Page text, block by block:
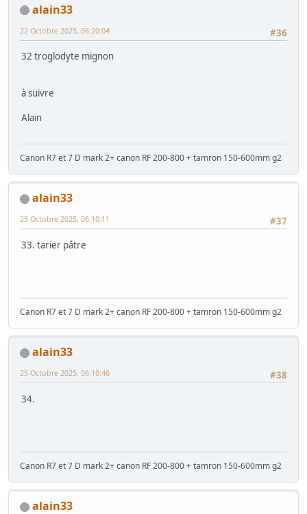
alain33
#36
22 Octobre 2025, 06:20:04
32 troglodyte mignon
à suivre
Alain
Canon R7 et 7 D mark 2+ canon RF 200-800 + tamron 150-600mm g2
alain33
#37
25 Octobre 2025, 06:10:11
33. tarier pâtre
Canon R7 et 7 D mark 2+ canon RF 200-800 + tamron 150-600mm g2
alain33
#38
25 Octobre 2025, 06:10:46
34.
Canon R7 et 7 D mark 2+ canon RF 200-800 + tamron 150-600mm g2
alain33